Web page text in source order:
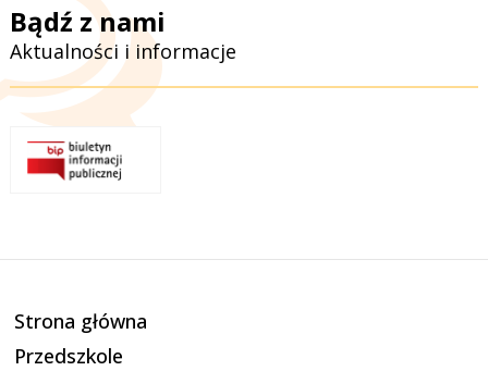
Bądź z nami
Aktualności i informacje
Strona główna
Przedszkole